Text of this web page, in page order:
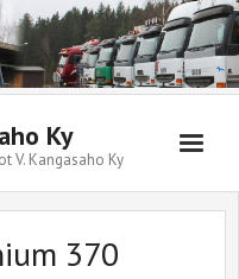
Ky
V. Kangasaho Ky
370